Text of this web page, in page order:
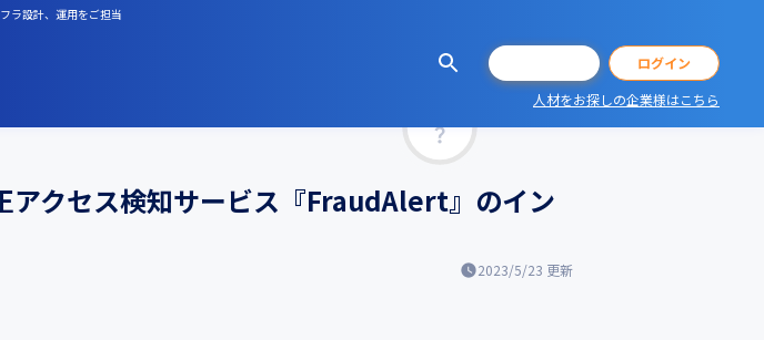
ラ設計、運用をご担当
ログイン
人材をお探しの企業様はこちら
クセス検知サービス『FraudAlert』のイン
2023/5/23 更新